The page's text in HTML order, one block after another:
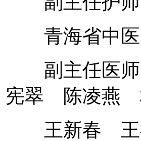
青海省中医
副主任医
宪翠 陈凌
王新春 王